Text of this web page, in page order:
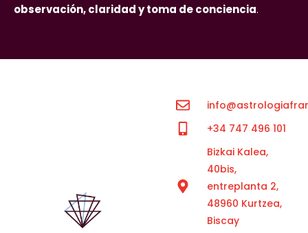
observación, claridad y toma de conciencia.
+34 747 496 101
Bizkai Kalea,
40bis,
entreplanta 2,
48960 Kurtzea,
Biscay